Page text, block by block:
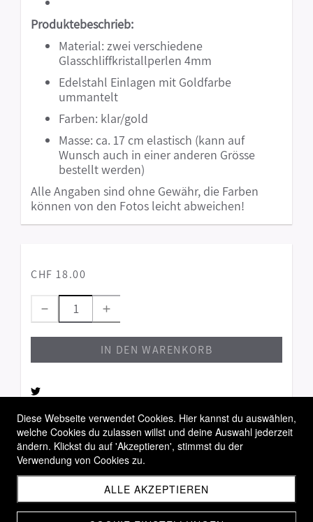
Produktebeschrieb:
Material: zwei verschiedene
Glasschliffkristallperlen 4mm
Edelstahl Einlagen mit Goldfarbe
ummantelt
Farben: klar/gold
Masse: ca. 17 cm elastisch (kann auf
Wunsch auch in einer anderen Grösse
bestellt werden)
Alle Angaben sind ohne Gewähr, die Farben
können von den Fotos leicht abweichen!
CHF 18.00
IN DEN WARENKORB
Allgemeine Geschäftsbedingungen
Widerrufsbelehrung
Versandbedingungen
Diese Webseite verwendet Cookies. Hier kannst du auswählen,
welche Cookies du zulassen willst und deine Auswahl jederzeit
ändern. Klickst du auf 'Akzeptieren', stimmst du der
Verwendung von Cookies zu.
ALLE AKZEPTIEREN